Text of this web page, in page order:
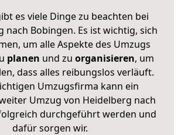
es viele Dinge zu beachten bei
nach Bobingen. Es ist wichtig, sich
um alle Aspekte des Umzugs
planen und zu organisieren, um
dass alles reibungslos verläuft.
Umzugsfirma kann ein
Umzug von Heidelberg nach
durchgeführt werden und
dafür sorgen wir.